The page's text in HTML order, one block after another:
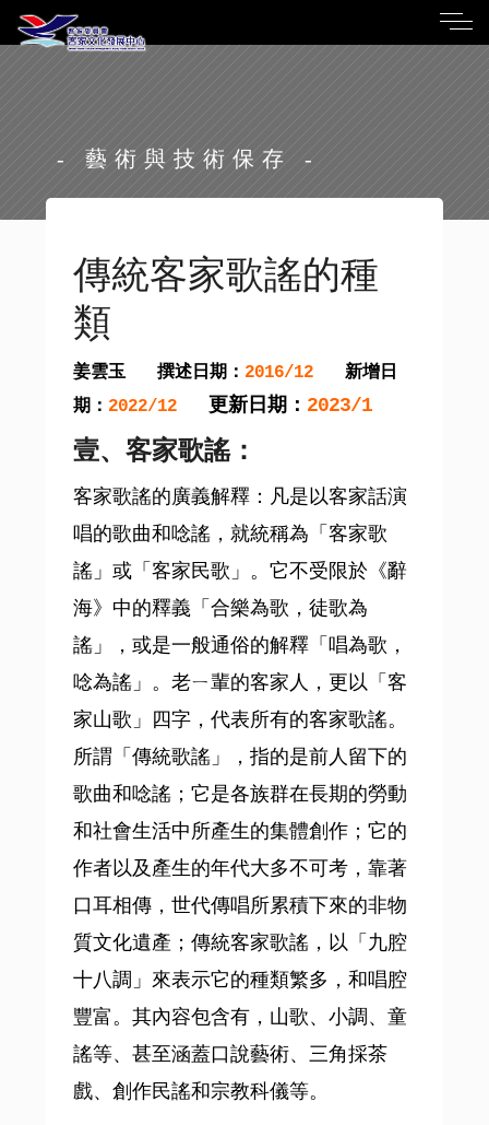
- 藝術與技術保存 -
傳統客家歌謠的種
類
姜雲玉 撰述日期： 2016/12
新增日
期： 2022/12 更新日期： 2023/1
壹、客家歌謠：
客家歌謠的廣義解釋：凡是以客家話演
唱的歌曲和唸謠，就統稱為「客家歌
謠」或「客家民歌」。它不受限於《辭
海》中的釋義「合樂為歌，徒歌為
謠」，或是一般通俗的解釋「唱為歌，
唸為謠」。老ㄧ輩的客家人，更以「客
家山歌」四字，代表所有的客家歌謠。
所謂「傳統歌謠」，指的是前人留下的
歌曲和唸謠；它是各族群在長期的勞動
和社會生活中所產生的集體創作；它的
作者以及產生的年代大多不可考，靠著
口耳相傳，世代傳唱所累積下來的非物
質文化遺產；傳統客家歌謠，以「九腔
十八調」來表示它的種類繁多，和唱腔
豐富。其內容包含有，山歌、小調、童
謠等、甚至涵蓋口說藝術、三角採茶
戲、創作民謠和宗教科儀等。